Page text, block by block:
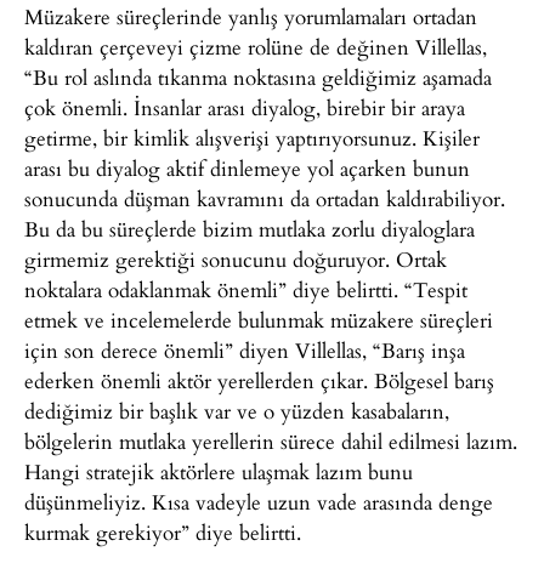
Müzakere süreçlerinde yanlış yorumlamaları ortadan
kaldıran çerçeveyi çizme rolüne de değinen Villellas,
“Bu rol aslında tıkanma noktasına geldiğimiz aşamada
çok önemli. İnsanlar arası diyalog, birebir bir araya
getirme, bir kimlik alışverişi yaptırıyorsunuz. Kişiler
arası bu diyalog aktif dinlemeye yol açarken bunun
sonucunda düşman kavramını da ortadan kaldırabiliyor.
Bu da bu süreçlerde bizim mutlaka zorlu diyaloglara
girmemiz gerektiği sonucunu doğuruyor. Ortak
noktalara odaklanmak önemli” diye belirtti. “Tespit
etmek ve incelemelerde bulunmak müzakere süreçleri
için son derece önemli” diyen Villellas, “Barış inşa
ederken önemli aktör yerellerden çıkar. Bölgesel barış
dediğimiz bir başlık var ve o yüzden kasabaların,
bölgelerin mutlaka yerellerin sürece dahil edilmesi lazım.
Hangi stratejik aktörlere ulaşmak lazım bunu
düşünmeliyiz. Kısa vadeyle uzun vade arasında denge
kurmak gerekiyor” diye belirtti.